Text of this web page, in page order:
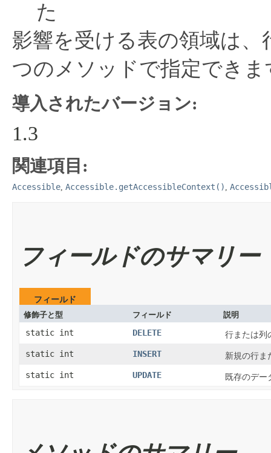
た
影響を受ける表の領域は
つのメソッドで指定できま
導入されたバージョン:
1.3
関連項目:
Accessible, Accessible.getAccessibleContext() ,
フィールドのサマリー
フィールド
修飾子と型
フィールド 説明
static int DELETE 行または列
static int INSERT 新規の行ま
static int UPDATE 既存のデー